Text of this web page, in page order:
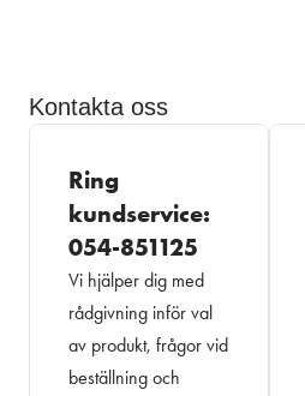
Kontakta oss
Ring
kundservice:
054-851125
Vi hjälper dig med
rådgivning inför val
av produkt, frågor vid
beställning och